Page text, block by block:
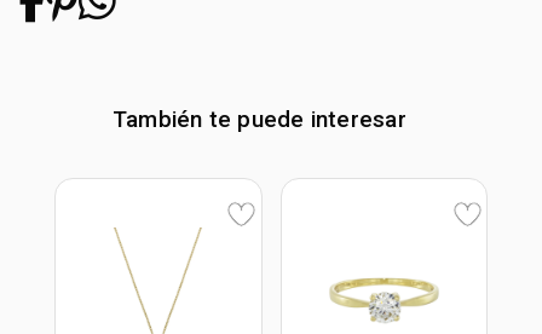
También te puede interesar